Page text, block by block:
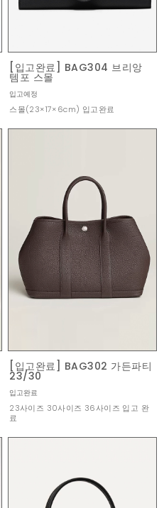
[입고완료] BAG304 브리앙
템포 스몰
입고예정
스몰(23×17×6cm) 입고완료
[입고완료] BAG302 가든파티
23/30
입고완료
23사이즈 30사이즈 36사이즈 입고 완
료